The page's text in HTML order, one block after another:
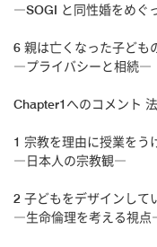
―SOGI と同性婚をめぐ
6 親は亡くなった子ども
―プライバシーと相続―
Chapter1へのコメント
1 宗教を理由に授業をう
―日本人の宗教観―
2 子どもをデザインして
―生命倫理を考える視